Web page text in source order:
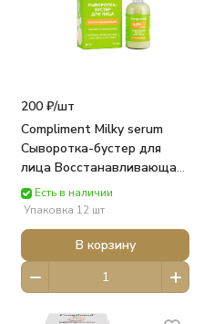
200 ₽/шт
Compliment Milky serum
Сыворотка-бустер для
лица Восстанавливающая
кар/п 27мл 890538 ТИМЕКС
Есть в наличии
Упаковка 12 шт
В корзину